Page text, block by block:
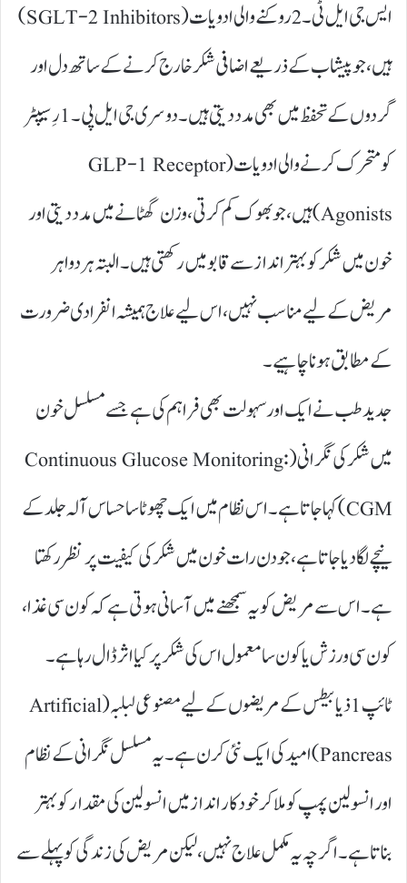
ایس جی ایل ٹی۔2روکنے والی ادویات (SGLT-2 Inhibitors)
ہیں، جو پیشاب کے ذریعے اضافی شکر خارج کرنے کے ساتھ دل اور
گردوں کے تحفظ میں بھی مدد دیتی ہیں۔ دوسری جی ایل پی۔1رِسیپٹر
کو متحرک کرنے والی ادویات (GLP-1 Receptor
Agonists) ہیں، جو بھوک کم کرتی، وزن گھٹانے میں مدد دیتی اور
خون میں شکر کو بہتر انداز سے قابو میں رکھتی ہیں۔ البتہ ہر دوا ہر
مریض کے لیے مناسب نہیں، اس لیے علاج ہمیشہ انفرادی ضرورت
کے مطابق ہونا چاہیے۔
جدید طب نے ایک اور سہولت بھی فراہم کی ہے جسے مسلسل خون
میں شکر کی نگرانی (Continuous Glucose Monitoring:
CGM) کہا جاتا ہے۔ اس نظام میں ایک چھوٹا سا حساس آلہ جلد کے
نیچے لگا دیا جاتا ہے، جو دن رات خون میں شکر کی کیفیت پر نظر رکھتا
ہے۔ اس سے مریض کو یہ سمجھنے میں آسانی ہوتی ہے کہ کون سی غذا،
کون سی ورزش یا کون سا معمول اس کی شکر پر کیا اثر ڈال رہا ہے۔
ٹائپ 1ذیابیطس کے مریضوں کے لیے مصنوعی لبلبہ (Artificial
Pancreas)امید کی ایک نئی کرن ہے۔ یہ مسلسل نگرانی کے نظام
اور انسولین پمپ کو ملا کر خودکار انداز میں انسولین کی مقدار کو بہتر
بناتا ہے۔ اگرچہ یہ مکمل علاج نہیں، لیکن مریض کی زندگی کو پہلے سے